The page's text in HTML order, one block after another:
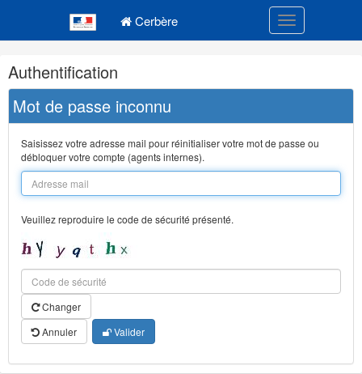
Cerbère Toggle
Navigation
et
outils
annexes
Authentification
Mot de passe inconnu
Saisissez votre adresse mail pour réinitialiser votre mot de passe ou
débloquer votre compte (agents internes).
Veuillez reproduire le code de sécurité présenté.
Changer
Annuler
Valider